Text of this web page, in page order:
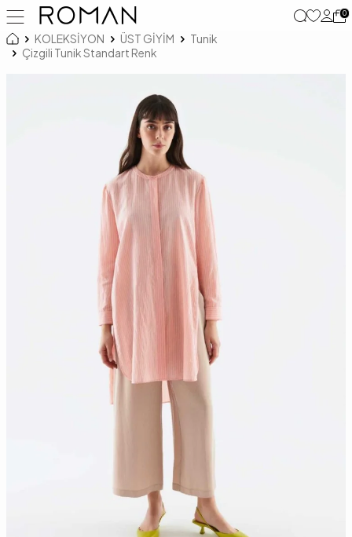
0
KOLEKSİYON ÜST GİYİM
Tunik
Çizgili Tunik Standart Renk